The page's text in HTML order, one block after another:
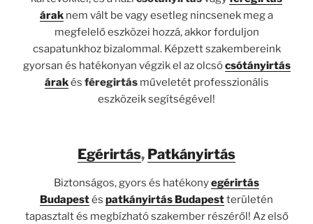
árak nem vált be vagy esetleg nincsenek meg a
megfelelő eszközei hozzá, akkor forduljon
csapatunkhoz bizalommal. Képzett szakembereink
gyorsan és hatékonyan végzik el az olcsócsótányirtás
árakés féregirtásműveletét professzionális
eszközeik segítségével!
Egérirtás, Patkányirtás
Biztonságos, gyors és hatékonyegérirtás
Budapestés patkányirtás Budapestterületén
tapasztalt és megbízható szakember részéről! Az első